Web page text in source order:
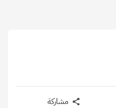
مشاركة